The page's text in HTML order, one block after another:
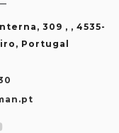
309 , , 4535-
Portugal